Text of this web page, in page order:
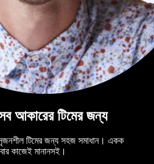
আকারের টিমের জন্য
টিমের জন্য সহজ সমাধান। একক
কাজেই মানানসই।